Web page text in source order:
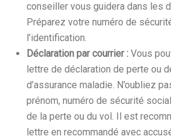
conseiller vous guidera dans les
Préparez votre numéro de
l’identification.
Déclaration par courrier : Vous
lettre de déclaration de perte ou
d’assurance maladie. N’oubliez
prénom, numéro de sécurité
de la perte ou du vol. Il est
lettre en recommandé avec